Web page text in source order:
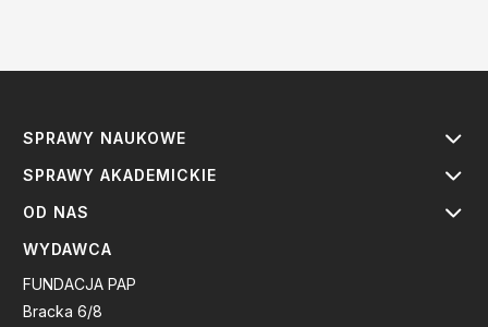
SPRAWY NAUKOWE
SPRAWY AKADEMICKIE
OD NAS
WYDAWCA
FUNDACJA PAP
Bracka 6/8